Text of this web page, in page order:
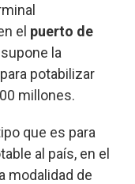
el puerto de
la
potabilizar
millones.
que es para
al país, en el
modalidad de